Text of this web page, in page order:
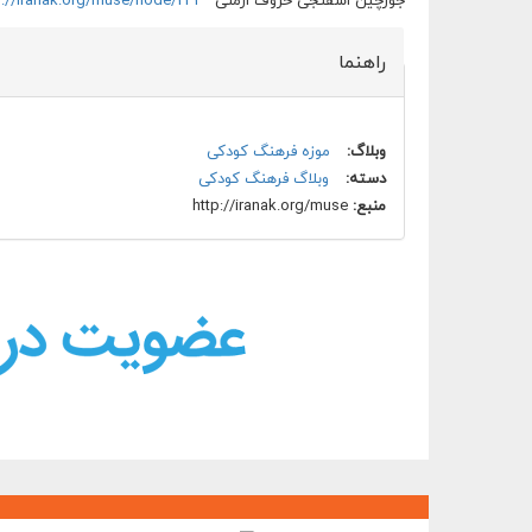
راهنما
وبلاگ:
موزه فرهنگ کودکی
دسته:
وبلاگ فرهنگ کودکی
منبع: http://iranak.org/muse